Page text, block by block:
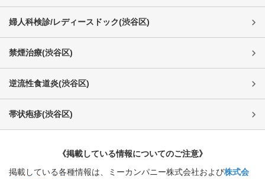
婦人科検診/レディースドック(渋谷区)
禁煙治療(渋谷区)
逆流性食道炎(渋谷区)
帯状疱疹(渋谷区)
《掲載している情報についてのご注意》
掲載している各種情報は、ミーカンパニー株式会社および株式会